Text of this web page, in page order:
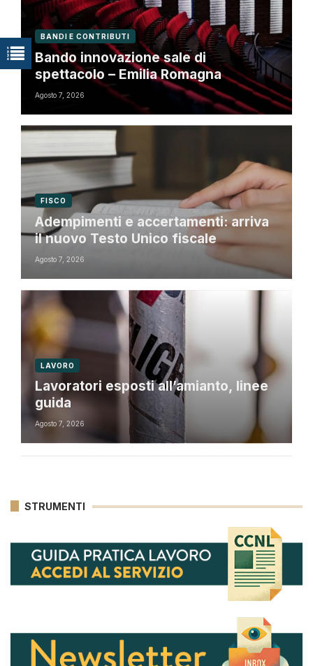
BANDI E CONTRIBUTI
Bando innovazione sale di
spettacolo – Emilia Romagna
Agosto 7, 2026
FISCO
Adempimenti e accertamenti: arriva
il nuovo Testo Unico fiscale
Agosto 7, 2026
LAVORO
Lavoratori esposti all’amianto, linee
guida
Agosto 7, 2026
STRUMENTI